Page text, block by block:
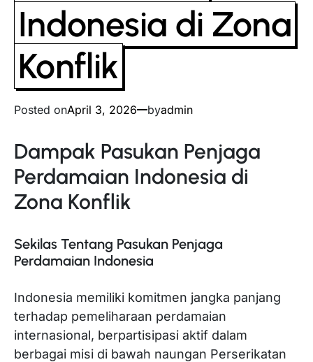
Indonesia di Zona
Konflik
Posted onApril 3, 2026 byadmin
Dampak Pasukan Penjaga
Perdamaian Indonesia di
Zona Konflik
Sekilas Tentang Pasukan Penjaga
Perdamaian Indonesia
Indonesia memiliki komitmen jangka panjang
terhadap pemeliharaan perdamaian
internasional, berpartisipasi aktif dalam
berbagai misi di bawah naungan Perserikatan